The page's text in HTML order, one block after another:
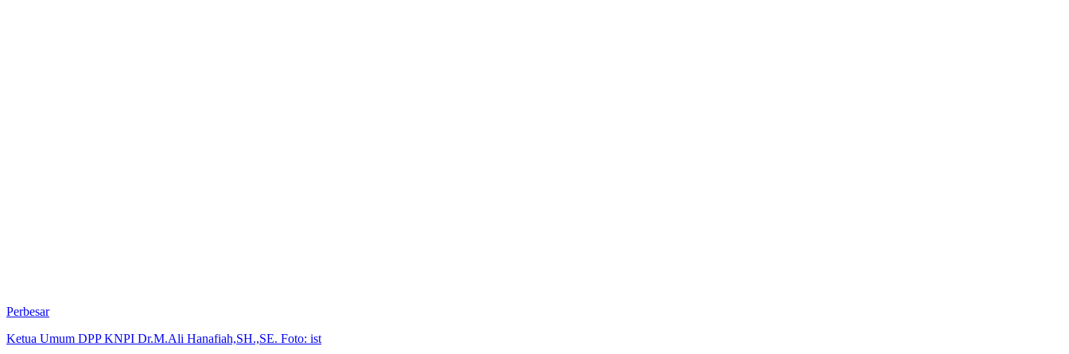
Perbesar
Ketua Umum DPP KNPI Dr.M.Ali Hanafiah,SH.,SE. Foto: ist